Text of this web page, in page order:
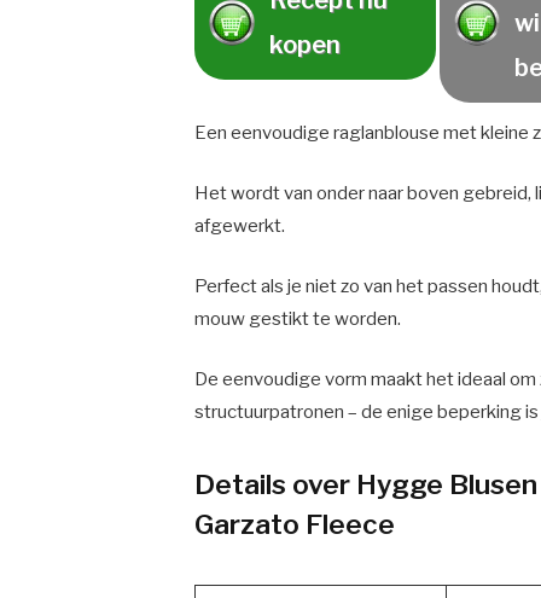
kopen
Een eenvoudige raglanblouse met kleine
Het wordt van onder naar boven
afgewerkt.
Perfect als je niet zo van het passen
mouw gestikt te worden.
De eenvoudige vorm maakt het ideaal
structuurpatronen – de enige beperking
Details over Hygge
Garzato Fleece